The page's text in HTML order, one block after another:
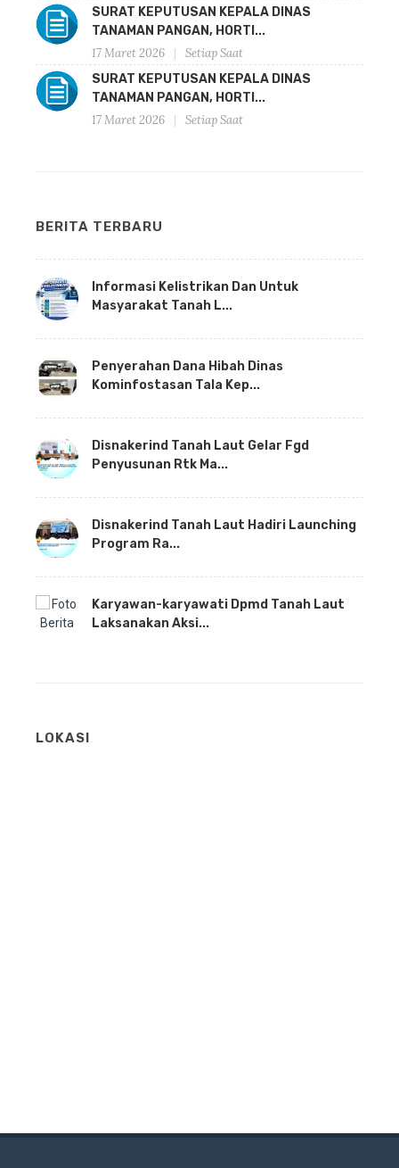
SURAT KEPUTUSAN KEPALA DINAS
TANAMAN PANGAN, HORTI...
17 Maret 2026
Setiap Saat
SURAT KEPUTUSAN KEPALA DINAS
TANAMAN PANGAN, HORTI...
17 Maret 2026
Setiap Saat
BERITA TERBARU
Informasi Kelistrikan Dan Untuk
Masyarakat Tanah L...
Penyerahan Dana Hibah Dinas
Kominfostasan Tala Kep...
Disnakerind Tanah Laut Gelar Fgd
Penyusunan Rtk Ma...
Disnakerind Tanah Laut Hadiri Launching
Program Ra...
Karyawan-karyawati Dpmd Tanah Laut
Laksanakan Aksi...
LOKASI